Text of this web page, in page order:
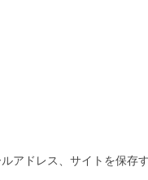
アドレス、サイトを保存す